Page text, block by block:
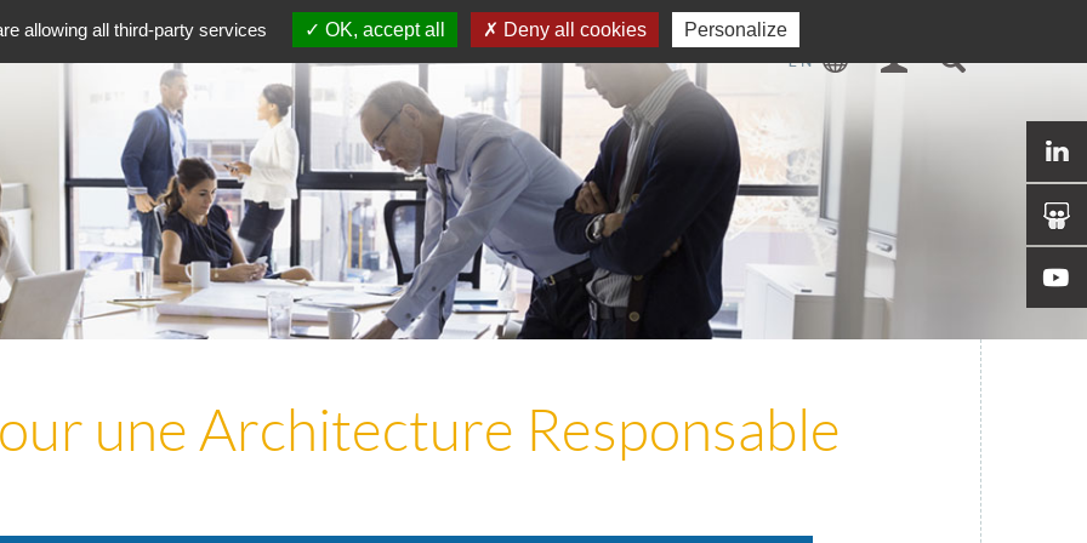
une Architecture Responsable
allowing all third-party services OK, accept all Deny all cookies Personalize